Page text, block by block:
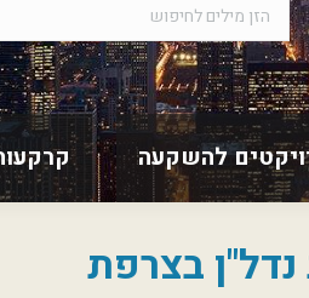
להשקעה
בצרפת